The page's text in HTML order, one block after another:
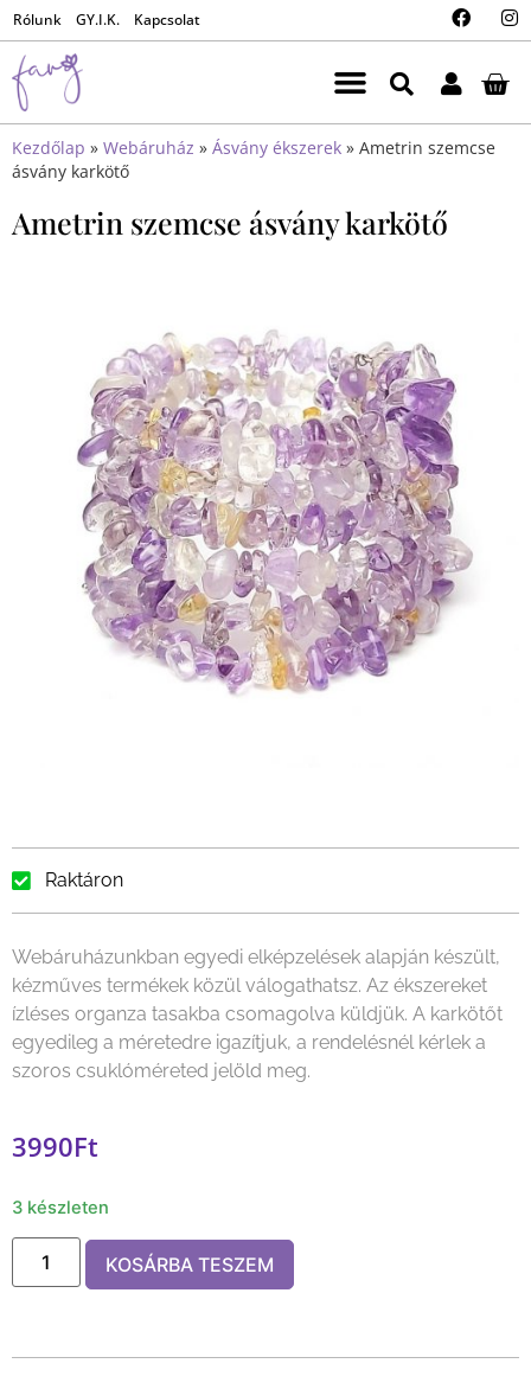
Rólunk GY.I.K. Kapcsolat
Kezdőlap » Webáruház » Ásvány ékszerek » Ametrin szemcse
ásvány karkötő
Ametrin szemcse ásvány karkötő
Raktáron
Webáruházunkban egyedi elképzelések alapján készült,
kézműves termékek közül válogathatsz. Az ékszereket
ízléses organza tasakba csomagolva küldjük. A karkötőt
egyedileg a méretedre igazítjuk, a rendelésnél kérlek a
szoros csuklóméreted jelöld meg.
3990Ft
3 készleten
KOSÁRBA TESZEM